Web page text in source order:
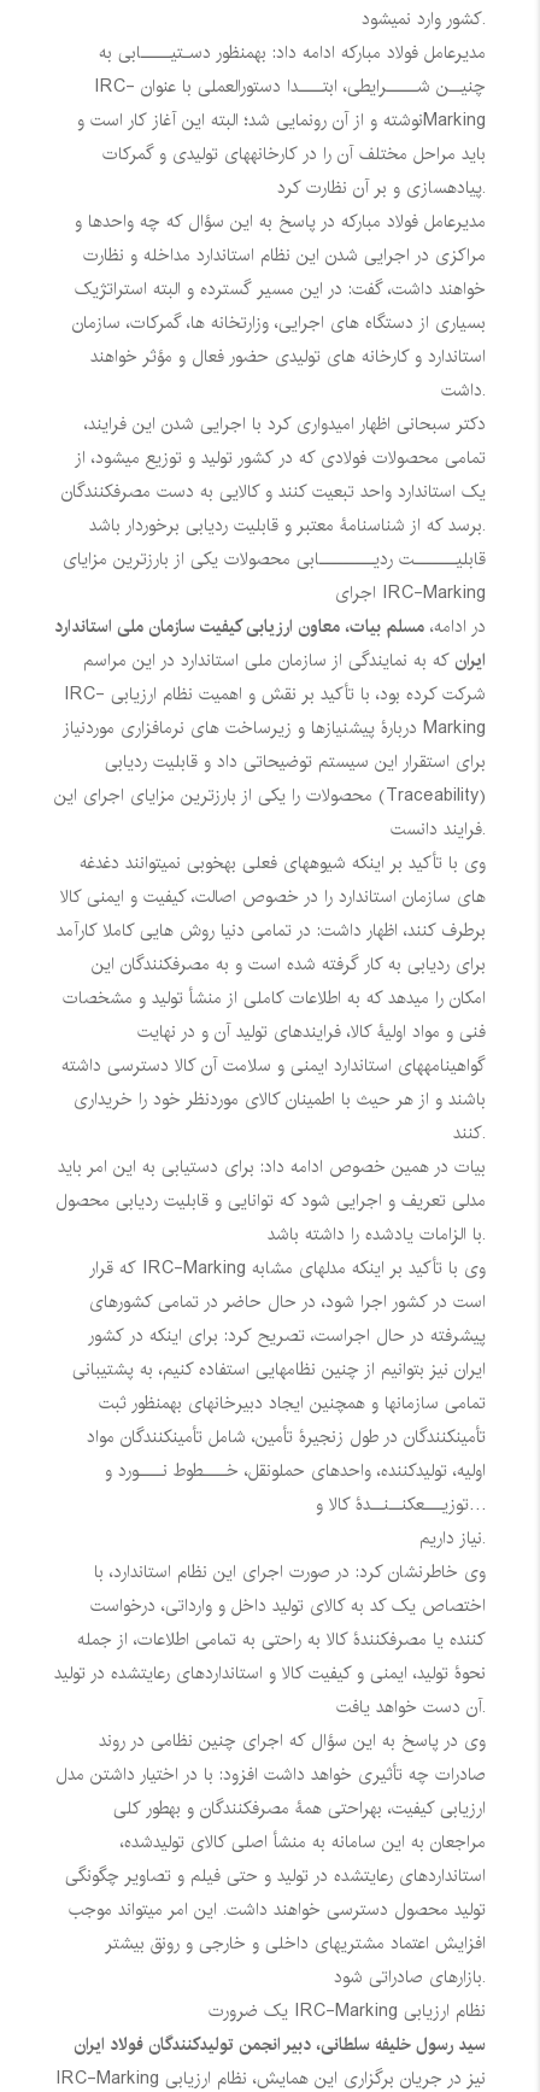
کشور وارد نمیشود.
مدیرعامل فولاد مبارکه ادامه داد: بهمنظور دسـتیـــــابی به
چنیــن شـــــرایطی، ابتــــدا دستورالعملی با عنوان IRC-
Markingنوشته و از آن رونمایی شد؛ البته این آغاز کار است و
باید مراحل مختلف آن را در کارخانههای تولیدی و گمرکات
پیادهسازی و بر آن نظارت کرد.
مدیرعامل فولاد مبارکه در پاسخ به این سؤال که چه واحدها و
مراکزی در اجرایی شدن این نظام استاندارد مداخله و نظارت
خواهند داشت، گفت: در این مسیر گسترده و البته استراتژیک
بسیاری از دستگاه های اجرایی، وزارتخانه ها، گمرکات، سازمان
استاندارد و کارخانه های تولیدی حضور فعال و مؤثر خواهند
داشت.
دکتر سبحانی اظهار امیدواری کرد با اجرایی شدن این فرایند،
تمامی محصولات فولادی که در کشور تولید و توزیع میشود، از
یک استاندارد واحد تبعیت کنند و کالایی به دست مصرفکنندگان
برسد که از شناسنامۀ معتبر و قابلیت ردیابی برخوردار باشد.
قابلیـــــــت ردیـــــــــابی محصولات یکی از بارزترین مزایای
IRC-Marking
در ادامه، مسلم بیات، معاون ارزیابی کیفیت سازمان ملی استاندارد
ایران که به نمایندگی از سازمان ملی استاندارد در این مراسم
شرکت کرده بود، با تأکید بر نقش و اهمیت نظام ارزیابی IRC-
Markingدربارۀ پیشنیازها و زیرساخت های نرمافزاری موردنیاز
برای استقرار این سیستم توضیحاتی داد و قابلیت ردیابی
(
Traceability) محصولات را یکی از بارزترین مزایای اجرای این
فرایند دانست.
وی با تأکید بر اینکه شیوههای فعلی بهخوبی نمیتوانند دغدغه
های سازمان استاندارد را در خصوص اصالت، کیفیت و ایمنی کالا
برطرف کنند، اظهار داشت: در تمامی دنیا روش هایی کاملا کارآمد
برای ردیابی به کار گرفته شده است و به مصرفکنندگان این
امکان را میدهد که به اطلاعات کاملی از منشأ تولید و مشخصات
فنی و مواد اولیۀ کالا، فرایندهای تولید آن و در نهایت
گواهینامههای استاندارد ایمنی و سلامت آن کالا دسترسی داشته
باشند و از هر حیث با اطمینان کالای موردنظر خود را خریداری
کنند.
بیات در همین خصوص ادامه داد: برای دستیابی به این امر باید
مدلی تعریف و اجرایی شود که توانایی و قابلیت ردیابی محصول
با الزامات یادشده را داشته باشد.
وی با تأکید بر اینکه مدلهای مشابه IRC-Marking که قرار
است در کشور اجرا شود، در حال حاضر در تمامی کشورهای
پیشرفته در حال اجراست، تصریح کرد: برای اینکه در کشور
ایران نیز بتوانیم از چنین نظامهایی استفاده کنیم، به پشتیبانی
تمامی سازمانها و همچنین ایجاد دبیرخانهای بهمنظور ثبت
تأمینکنندگان در طول زنجیرۀ تأمین، شامل تأمینکنندگان مواد
اولیه، تولیدکننده، واحدهای حملونقل، خــــطوط نــــورد و
توزیـــعکنــنــدۀ کالا و…
نیاز داریم.
وی خاطرنشان کرد: در صورت اجرای این نظام استاندارد، با
اختصاص یک کد به کالای تولید داخل و وارداتی، درخواست
کننده یا مصرفکنندۀ کالا به راحتی به تمامی اطلاعات، از جمله
نحوۀ تولید، ایمنی و کیفیت کالا و استانداردهای رعایتشده در تولید
آن دست خواهد یافت.
وی در پاسخ به این سؤال که اجرای چنین نظامی در روند
صادرات چه تأثیری خواهد داشت افزود: با در اختیار داشتن مدل
ارزیابی کیفیت، بهراحتی همۀ مصرفکنندگان و بهطور کلی
مراجعان به این سامانه به منشأ اصلی کالای تولیدشده،
استانداردهای رعایتشده در تولید و حتی فیلم و تصاویر چگونگی
تولید محصول دسترسی خواهند داشت. این امر میتواند موجب
افزایش اعتماد مشتریهای داخلی و خارجی و رونق بیشتر
بازارهای صادراتی شود.
نظام ارزیابی IRC-Marking یک ضرورت
سید رسول خلیفه سلطانی، دبیر انجمن تولیدکنندگان فولاد ایران
نیز در جریان برگزاری این همایش، نظام ارزیابی IRC-Marking